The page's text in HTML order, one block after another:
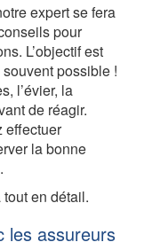
expert se fera
pour
L’objectif est
possible !
l’évier, la
de réagir.
effectuer
la bonne
en détail.
les assureurs